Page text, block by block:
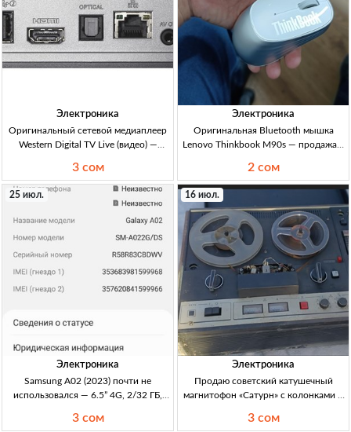
Электроника
Оригинальный сетевой медиаплеер
Western Digital TV Live (видео) —
состояние сетевой медиаплеер,
видео, WD TV Live, оригинал, х/с
(хорошее состояние), full set (полный
3 сом
Электроника
Оригинальная Bluetooth мышка
Lenovo Thinkbook M90s — продажа в
Thinkbook M90s, оригинал,
Bluetooth, для ноутбука Lenovo, есть
реальные фото (упаковка в
2 сом
25 июл.
Электроника
Samsung A02 (2023) почти не
использовался — 6.5” 4G, 2/32 ГБ,
(Кыргызстан) Смартфон Samsung A02
3 сом
16 июл.
Электроника
Продаю советский катушечный
магнитофон «Сатурн» с колонками и
Катушечный магн.офон (СССР)
3 сом